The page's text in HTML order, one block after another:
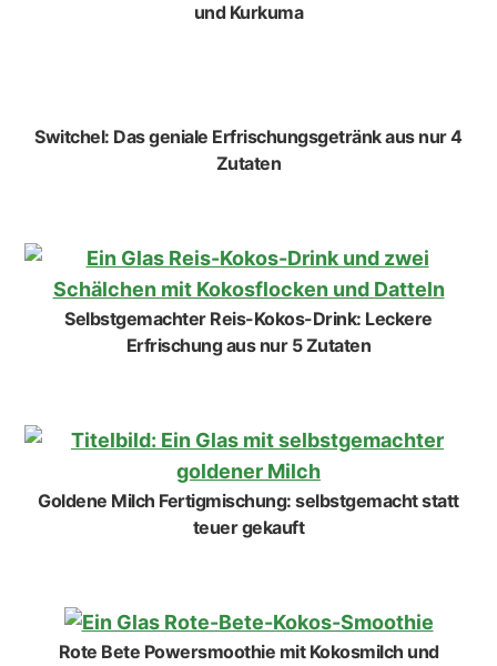
und Kurkuma
Switchel: Das geniale Erfrischungsgetränk aus nur 4
Zutaten
Selbstgemachter Reis-Kokos-Drink: Leckere
Erfrischung aus nur 5 Zutaten
Goldene Milch Fertigmischung: selbstgemacht statt
teuer gekauft
Rote Bete Powersmoothie mit Kokosmilch und